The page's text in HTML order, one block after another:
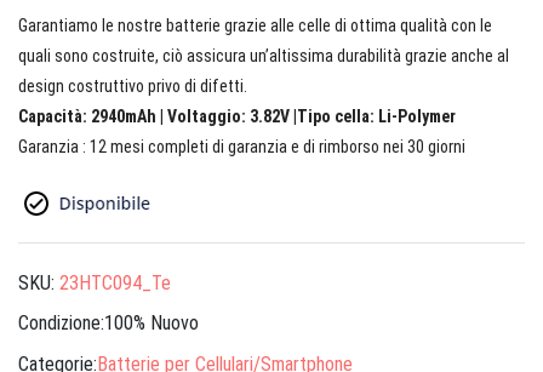
Garantiamo le nostre batterie grazie alle celle di ottima qualità con le
quali sono costruite, ciò assicura un’altissima durabilità grazie anche al
design costruttivo privo di difetti.
Capacità: 2940mAh | Voltaggio: 3.82V |Tipo cella: Li-Polymer
Garanzia : 12 mesi completi di garanzia e di rimborso nei 30 giorni
SKU: 23HTC094_Te
Condizione:100% Nuovo
Categorie:Batterie per Cellulari/Smartphone